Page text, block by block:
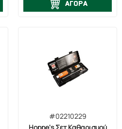
ΑΓΟΡΑ
#02210229